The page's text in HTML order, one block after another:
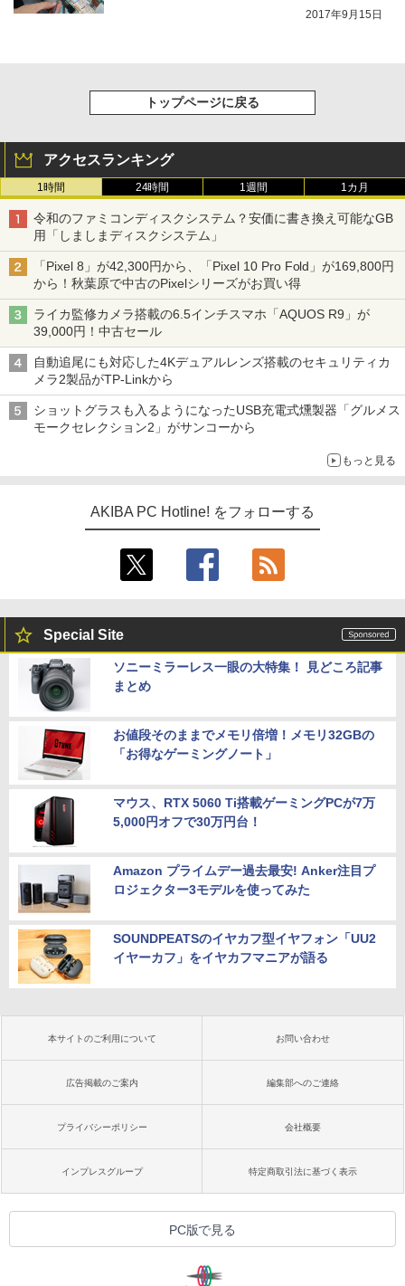
2017年9月15日
トップページに戻る
アクセスランキング
1時間 24時間 1週間 1カ月
令和のファミコンディスクシステム？安価に書き換え可能なGB
用「しましまディスクシステム」
「Pixel 8」が42,300円から、「Pixel 10 Pro Fold」が169,800円
から！秋葉原で中古のPixelシリーズがお買い得
ライカ監修カメラ搭載の6.5インチスマホ「AQUOS R9」が
39,000円！中古セール
自動追尾にも対応した4Kデュアルレンズ搭載のセキュリティカ
メラ2製品がTP-Linkから
ショットグラスも入るようになったUSB充電式燻製器「グルメス
モークセレクション2」がサンコーから
もっと見る
AKIBA PC Hotline! をフォローする
Special Site
ソニーミラーレス一眼の大特集！ 見どころ記事
まとめ
お値段そのままでメモリ倍増！メモリ32GBの
「お得なゲーミングノート」
マウス、RTX 5060 Ti搭載ゲーミングPCが7万
5,000円オフで30万円台！
Amazon プライムデー過去最安! Anker注目プ
ロジェクター3モデルを使ってみた
SOUNDPEATSのイヤカフ型イヤフォン「UU2
イヤーカフ」をイヤカフマニアが語る
本サイトのご利用について お問い合わせ
広告掲載のご案内 編集部へのご連絡
プライバシーポリシー 会社概要
インプレスグループ 特定商取引法に基づく表示
PC版で見る